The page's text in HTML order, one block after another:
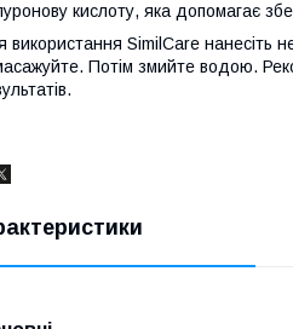
кислоту, яка допомагає
використання SimilCare нанесіть
Потім змийте водою.